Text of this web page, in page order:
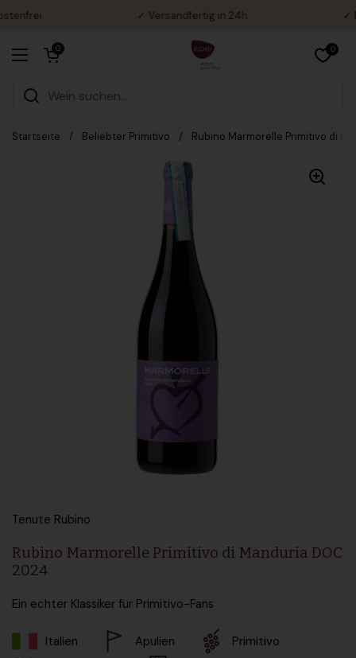
Zum Inhalt springen ✓ Versandfertig in 24h ✓
Menü öffnen
0
Warenkorb öffnen
0
Startseite / Beliebter Primitivo / Rubino Marmorelle Primitivo di
Tenute Rubino
Rubino Marmorelle Primitivo di Manduria DOC
2024
Ein echter Klassiker für Primitivo-Fans
Italien Apulien
Primitivo